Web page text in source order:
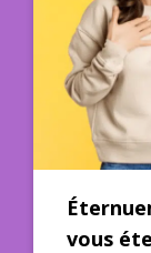
vous